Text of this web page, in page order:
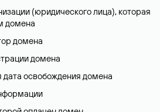
(юридического лица), которая
домена
домена
домена
дата освобождения домена